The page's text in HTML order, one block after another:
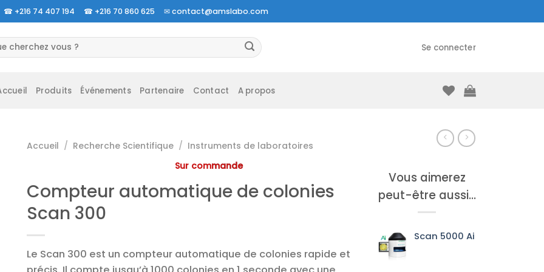
☎ +216 74 407 194 ☎ +216 70 860 625 ✉contact@amslabo.com
Se connecter
Produits Événements Partenaire Contact A propos
Accueil / Recherche Scientifique / Instruments de laboratoires
Sur commande
Compteur automatique de colonies
Scan 300
Le Scan 300 est un compteur automatique de colonies rapide et
Vous aimerez
peut-être aussi…
Scan 5000 Ai